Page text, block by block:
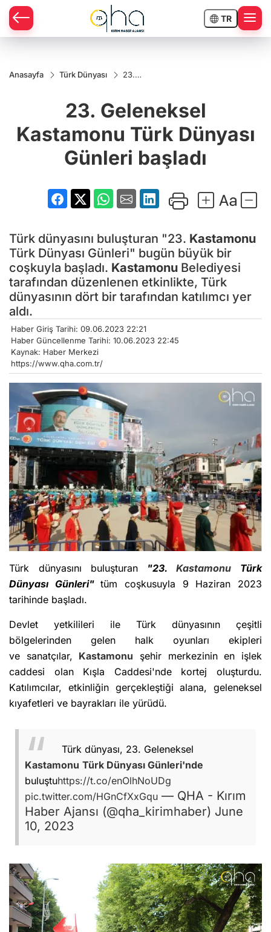
TR
Anasayfa Türk Dünyası
23.
Türk
Dünyası
başladı
23. Geleneksel
Kastamonu Türk Dünyası
Günleri başladı
Türk dünyasını buluşturan "23. Kastamonu
Türk Dünyası Günleri" bugün büyük bir
coşkuyla başladı. Kastamonu Belediyesi
tarafından düzenlenen etkinlikte, Türk
dünyasının dört bir tarafından katılımcı yer
aldı.
Haber Giriş Tarihi: 09.06.2023 22:21
Haber Güncellenme Tarihi: 10.06.2023 22:45
Kaynak: Haber Merkezi
https://www.qha.com.tr/
Türk dünyasını buluşturan "23.Kastamonu Türk
Dünyası Günleri"tüm coşkusuyla 9 Haziran 2023
tarihinde başladı.
Devlet yetkilileri ile Türk dünyasının çeşitli
bölgelerinden gelen halk oyunları ekipleri
ve sanatçılar, Kastamonu şehir merkezinin en işlek
caddesi olan Kışla Caddesi'nde kortej oluşturdu.
Katılımcılar, etkinliğin gerçekleştiği alana, geleneksel
kıyafetleri ve bayrakları ile yürüdü.
Türk dünyası, 23. Geleneksel
Kastamonu Türk Dünyası Günleri'nde
buluştuhttps://t.co/enOlhNoUDg
pic.twitter.com/HGnCfXxGqu — QHA - Kırım
Haber Ajansı (@qha_kirimhaber) June
10, 2023